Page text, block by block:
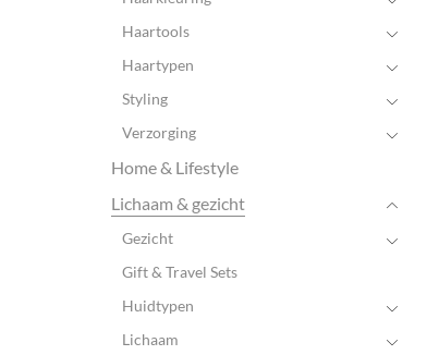
Haartools
Haartypen
Styling
Verzorging
Home & Lifestyle
Lichaam & gezicht
Gezicht
Gift & Travel Sets
Huidtypen
Lichaam